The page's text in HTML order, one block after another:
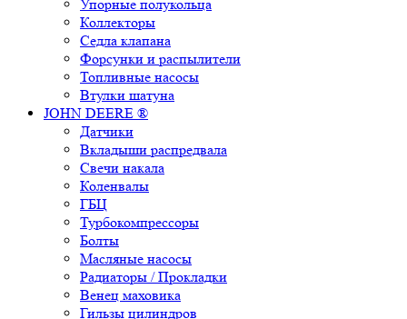
Упорные полукольца
Коллекторы
Седла клапана
Форсунки и распылители
Топливные насосы
Втулки шатуна
JOHN DEERE ®
Датчики
Вкладыши распредвала
Свечи накала
Коленвалы
ГБЦ
Турбокомпрессоры
Болты
Масляные насосы
Радиаторы / Прокладки
Венец маховика
Гильзы цилиндров